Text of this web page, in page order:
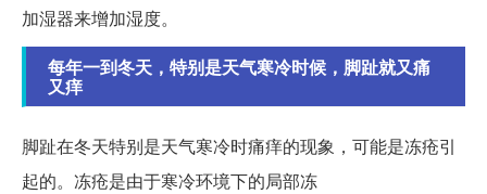
加湿器来增加湿度。
每年一到冬天，特别是天气寒冷时候，脚趾就又痛
又痒
脚趾在冬天特别是天气寒冷时痛痒的现象，可能是冻疮引
起的。冻疮是由于寒冷环境下的局部冻